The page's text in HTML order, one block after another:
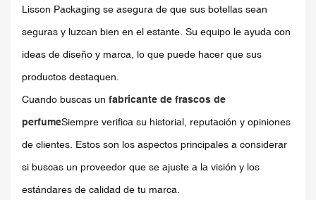
Lisson Packaging se asegura de que sus botellas sean
seguras y luzcan bien en el estante. Su equipo le ayuda con
ideas de diseño y marca, lo que puede hacer que sus
productos destaquen.
Cuando buscas un fabricante de frascos de
perfumeSiempre verifica su historial, reputación y opiniones
de clientes. Estos son los aspectos principales a considerar
si buscas un proveedor que se ajuste a la visión y los
estándares de calidad de tu marca.